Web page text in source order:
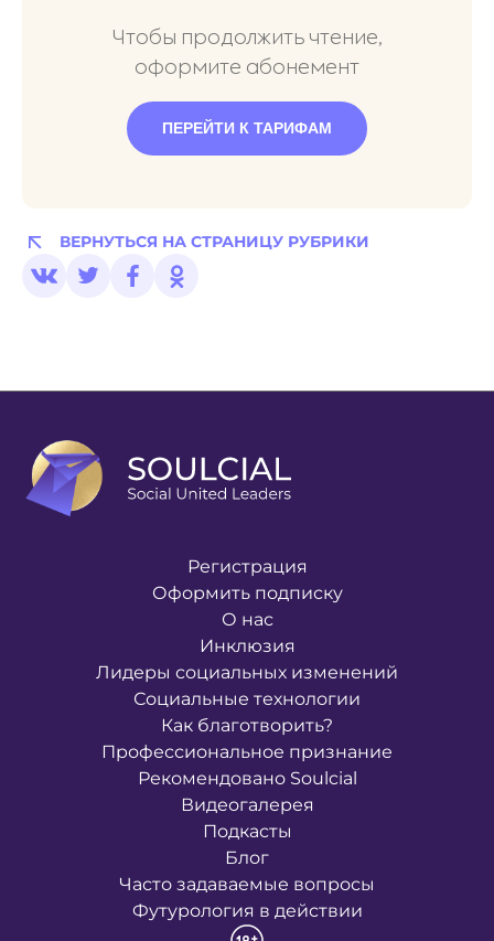
Чтобы продолжить чтение,
оформите абонемент
ПЕРЕЙТИ К ТАРИФАМ
ВЕРНУТЬСЯ НА СТРАНИЦУ РУБРИКИ
Регистрация
Оформить подписку
О нас
Инклюзия
Лидеры социальных изменений
Социальные технологии
Как благотворить?
Профессиональное признание
Рекомендовано Soulcial
Видеогалерея
Подкасты
Блог
Часто задаваемые вопросы
Футурология в действии